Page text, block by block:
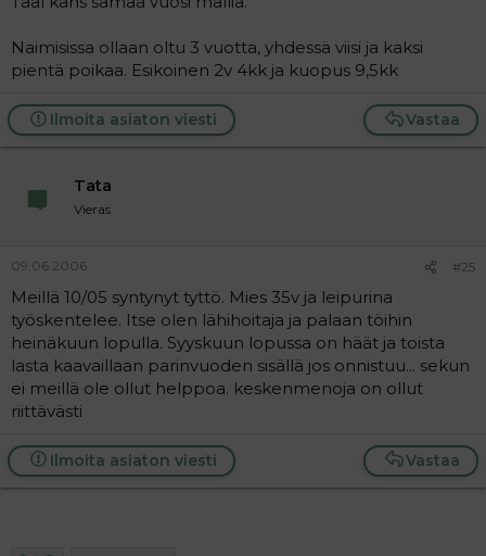
Naimisissa ollaan oltu 3 vuotta, yhdessä viisi ja kaksi
pientä poikaa. Esikoinen 2v 4kk ja kuopus 9,5kk
Vastaa
Ilmoita asiaton viesti
Tata
Vieras
09.06.2006 #25
Meillä 10/05 syntynyt tyttö. Mies 35v ja leipurina
työskentelee. Itse olen lähihoitaja ja palaan töihin
heinäkuun lopulla. Syyskuun lopussa on häät ja toista
lasta kaavaillaan parinvuoden sisällä jos onnistuu... sekun
ei meillä ole ollut helppoa. keskenmenoja on ollut
riittävästi
Vastaa
Ilmoita asiaton viesti